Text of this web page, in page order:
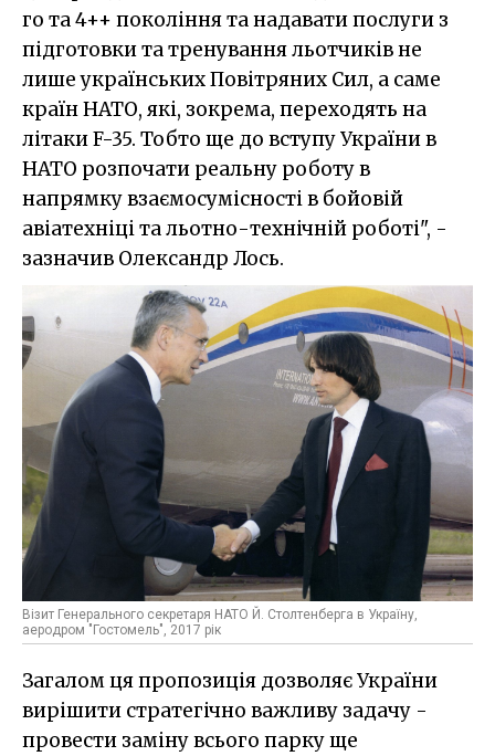
го та 4++ покоління та надавати послуги з
підготовки та тренування льотчиків не
лише українських Повітряних Сил, а саме
країн НАТО, які, зокрема, переходять на
літаки F-35. Тобто ще до вступу України в
НАТО розпочати реальну роботу в
напрямку взаємосумісності в бойовій
авіатехніці та льотно-технічній роботі", -
зазначив Олександр Лось.
Візит Генерального секретаря НАТО Й. Столтенберга в Україну,
аеродром "Гостомель", 2017 рік
Загалом ця пропозиція дозволяє України
вирішити стратегічно важливу задачу -
провести заміну всього парку ще